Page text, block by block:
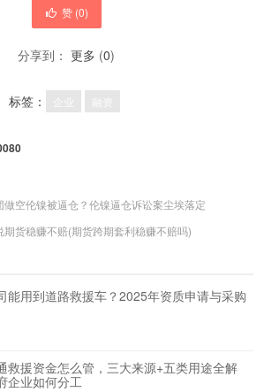
赞 (0)
分享到： 更多 (0)
标签： 企业 融资
空伦镍被逼仓？伦镍逼仓诉讼案尘埃落定
货稳赚不赔(期货跨期套利稳赚不赔吗)
能用到道路救援车？2025年资质申请与采购
救援资金怎么管，三大来源+五类用途全解
企业如何分工